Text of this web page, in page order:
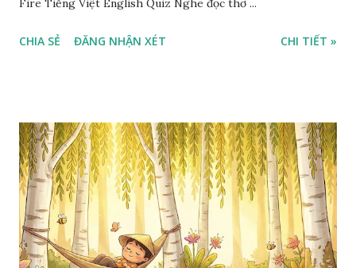
Fire Tiếng Việt English Quiz Nghe đọc thơ ...
CHIA SẺ ĐĂNG NHẬN XÉT CHI TIẾT »